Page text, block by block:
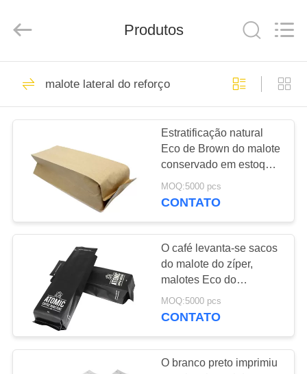
CASA
PRODUTOS
SOBRE
NÓS
EXCURSÃO
FÁBRICA
CONTROLE
DA
QUALIDADE
Services
Co.,LTD.
Reserved.
Sacos do Ziplock da
sacos ziplock
reusáveis
11
10
Produtos
malote lateral do reforço
Estratificação natural
Eco de Brown do malote
conservado em estoque
do reforço do lado do
papel de embalagem
MOQ:5000 pcs
CONTATO
O café levanta-se sacos
do malote do zíper,
malotes Eco do
empacotamento de
alimento amigável
MOQ:5000 pcs
CONTATO
O branco preto imprimiu